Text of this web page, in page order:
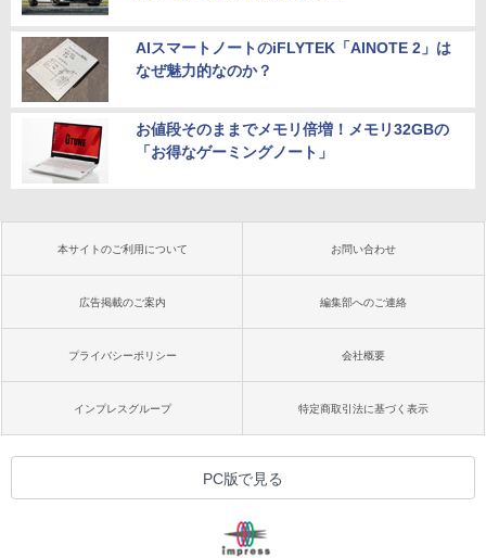
AIスマートノートのiFLYTEK「AINOTE 2」は
なぜ魅力的なのか？
お値段そのままでメモリ倍増！メモリ32GBの
「お得なゲーミングノート」
本サイトのご利用について お問い合わせ
広告掲載のご案内 編集部へのご連絡
プライバシーポリシー 会社概要
インプレスグループ 特定商取引法に基づく表示
PC版で見る